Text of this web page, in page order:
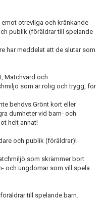
otrevliga och kränkande
publik (föräldrar till spelande
har meddelat att de slutar som
Matchvärd och
som är rolig och trygg, för
behövs Grönt kort eller
dumheter vid barn- och
helt annat!
och publik (föräldrar)!
som skrämmer bort
och ungdomar som vill spela
till spelande barn.